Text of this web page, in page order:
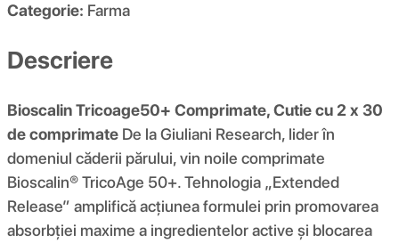
Categorie: Farma
Descriere
Bioscalin Tricoage50+ Comprimate, Cutie cu 2 x 30
de comprimate De la Giuliani Research, lider în
domeniul căderii părului, vin noile comprimate
Bioscalin® TricoAge 50+. Tehnologia „Extended
Release” amplifică acțiunea formulei prin promovarea
absorbției maxime a ingredientelor active și blocarea